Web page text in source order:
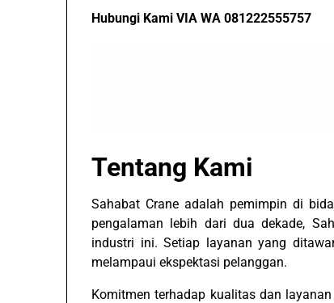
Hubungi Kami VIA WA 081222555757
Tentang Kami
Sahabat Crane adalah pemimpin di
pengalaman lebih dari dua dekade,
industri ini. Setiap layanan yang
melampaui ekspektasi pelanggan.
Komitmen terhadap kualitas dan